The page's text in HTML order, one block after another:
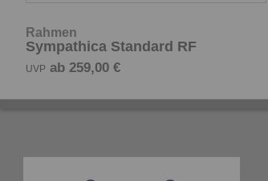
Rahmen
Sympathica Standard RF
UVP ab 259,00 €